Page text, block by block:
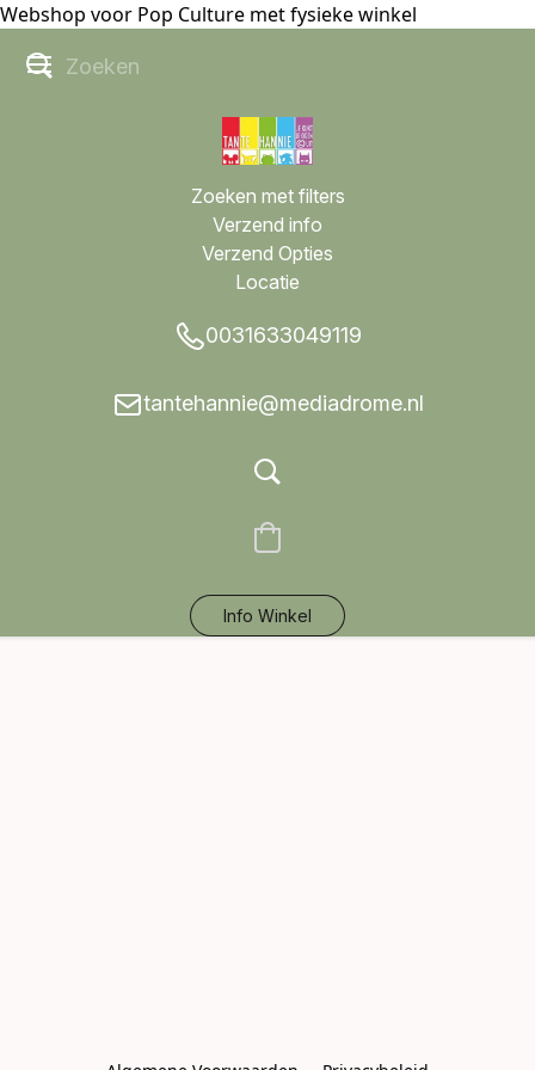
Webshop voor Pop Culture met fysieke winkel
Zoeken met filters
Verzend info
Verzend Opties
Locatie
0031633049119
tantehannie@mediadrome.nl
Info Winkel